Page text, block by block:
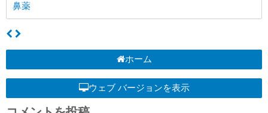
鼻薬
ホーム
ウェブ バージョンを表示